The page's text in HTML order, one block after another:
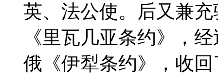
英、法公使。后又兼
《里瓦几亚条约》，
俄《伊犁条约》，收